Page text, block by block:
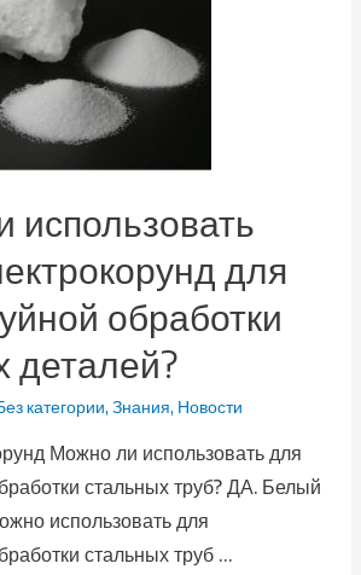
использовать
для
обработки
деталей?
категории, Знания, Новости
Можно ли использовать для
стальных труб? ДА. Белый
использовать для
стальных труб …